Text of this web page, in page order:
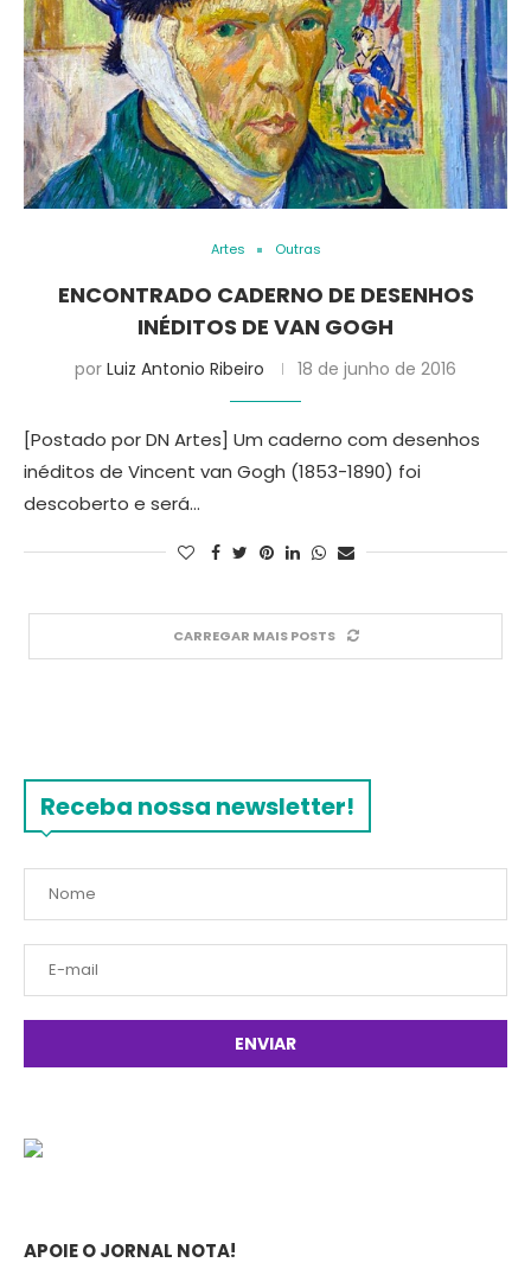
Artes Outras
ENCONTRADO CADERNO DE DESENHOS
INÉDITOS DE VAN GOGH
por Luiz Antonio Ribeiro 18 de junho de 2016
[Postado por DN Artes] Um caderno com desenhos
inéditos de Vincent van Gogh (1853-1890) foi
descoberto e será…
CARREGAR MAIS POSTS
Receba nossa newsletter!
APOIE O JORNAL NOTA!